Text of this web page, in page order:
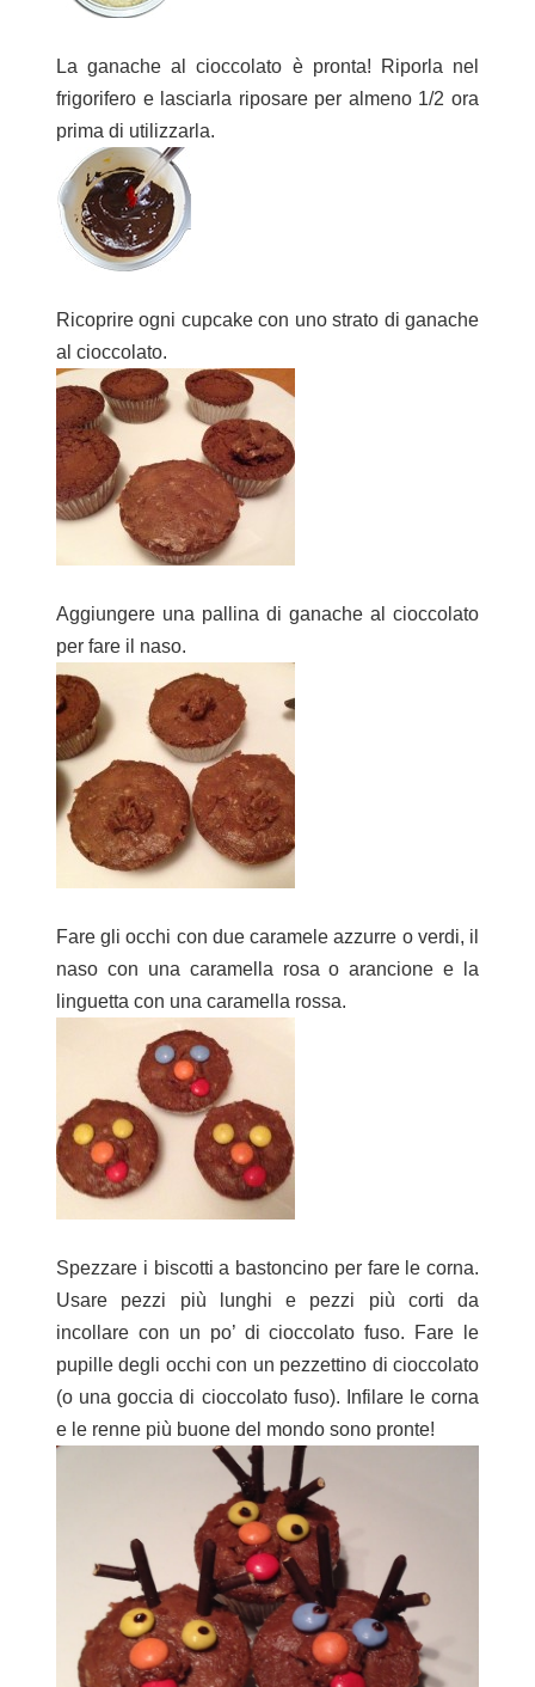
La ganache al cioccolato è pronta! Riporla nel
frigorifero e lasciarla riposare per almeno 1/2 ora
prima di utilizzarla.
Ricoprire ogni cupcake con uno strato di ganache
al cioccolato.
Aggiungere una pallina di ganache al cioccolato
per fare il naso.
Fare gli occhi con due caramele azzurre o verdi, il
naso con una caramella rosa o arancione e la
linguetta con una caramella rossa.
Spezzare i biscotti a bastoncino per fare le corna.
Usare pezzi più lunghi e pezzi più corti da
incollare con un po’ di cioccolato fuso. Fare le
pupille degli occhi con un pezzettino di cioccolato
(o una goccia di cioccolato fuso). Infilare le corna
e le renne più buone del mondo sono pronte!